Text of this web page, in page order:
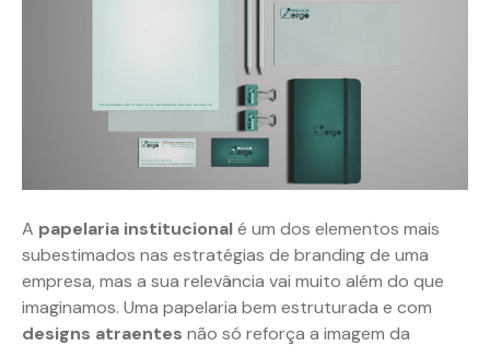
A papelaria institucionalé um dos elementos mais
subestimados nas estratégias de branding de uma
empresa, mas a sua relevância vai muito além do que
imaginamos. Uma papelaria bem estruturada e com
designs atraentes não só reforça a imagem da